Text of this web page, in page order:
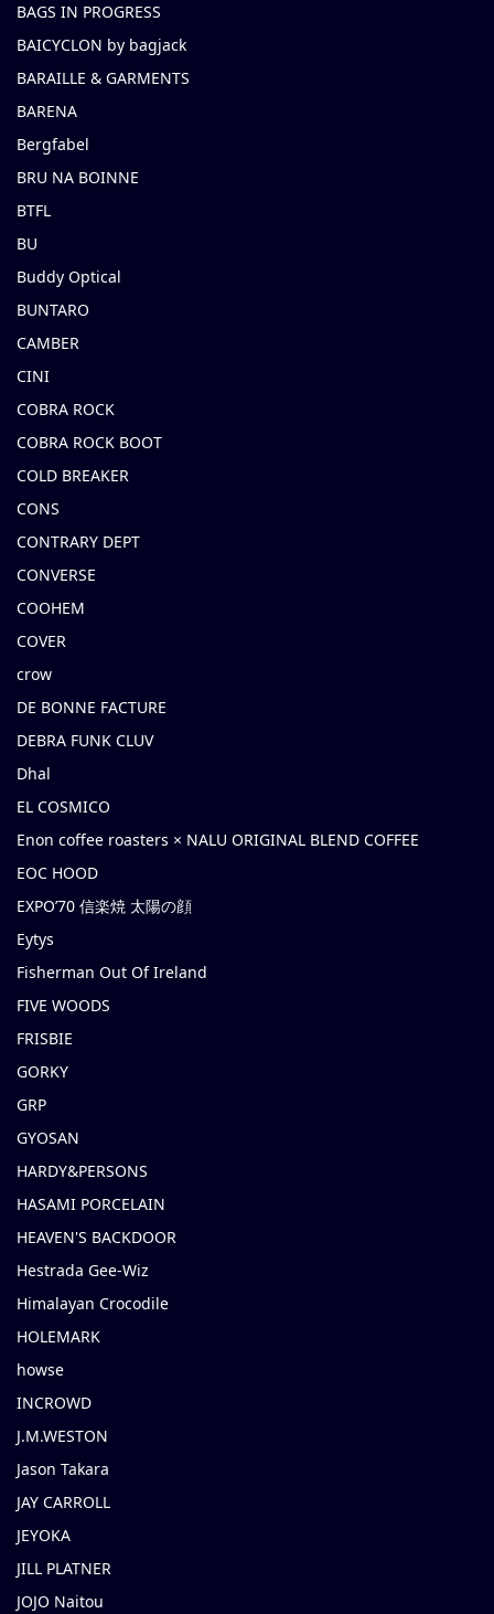
BAGS IN PROGRESS
BAICYCLON by bagjack
BARAILLE & GARMENTS
BARENA
Bergfabel
BRU NA BOINNE
BTFL
BU
Buddy Optical
BUNTARO
CAMBER
CINI
COBRA ROCK
COBRA ROCK BOOT
COLD BREAKER
CONS
CONTRARY DEPT
CONVERSE
COOHEM
COVER
crow
DE BONNE FACTURE
DEBRA FUNK CLUV
Dhal
EL COSMICO
Enon coffee roasters × NALU ORIGINAL BLEND COFFEE
EOC HOOD
EXPO’70 信楽焼 太陽の顔
Eytys
Fisherman Out Of Ireland
FIVE WOODS
FRISBIE
GORKY
GRP
GYOSAN
HARDY&PERSONS
HASAMI PORCELAIN
HEAVEN'S BACKDOOR
Hestrada Gee-Wiz
Himalayan Crocodile
HOLEMARK
howse
INCROWD
J.M.WESTON
Jason Takara
JAY CARROLL
JEYOKA
JILL PLATNER
JOJO Naitou